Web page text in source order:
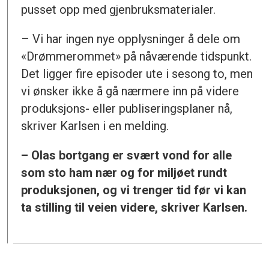
pusset opp med gjenbruksmaterialer.
– Vi har ingen nye opplysninger å dele om
«Drømmerommet» på nåværende tidspunkt.
Det ligger fire episoder ute i sesong to, men
vi ønsker ikke å gå nærmere inn på videre
produksjons- eller publiseringsplaner nå,
skriver Karlsen i en melding.
– Olas bortgang er svært vond for alle
som sto ham nær og for miljøet rundt
produksjonen, og vi trenger tid før vi kan
ta stilling til veien videre, skriver Karlsen.